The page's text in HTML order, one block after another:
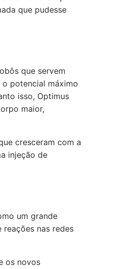
que pudesse
que servem
potencial máximo
isso, Optimus
maior,
cresceram com a
injeção de
um grande
nas redes
os novos